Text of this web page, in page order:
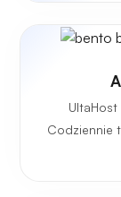
Codziennie